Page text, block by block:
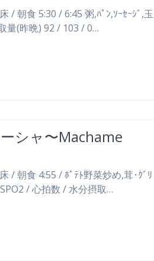
/ 朝食 5:30 / 6:45 粥,ﾊﾟﾝ,ｿｰｾｰｼﾞ,玉
量(昨晩) 92 / 103 / 0…
シャ〜Machame
/ 朝食 4:55 / ﾎﾟﾃﾄ野菜炒め,茸･ｸﾞﾘ
SPO2 / 心拍数 / 水分摂取…